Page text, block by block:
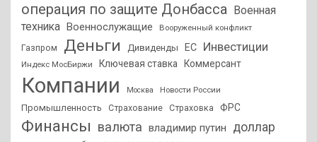
операция по защите Донбасса
Военная
техника Военнослужащие Вооруженный конфликт
Газпром Деньги Дивиденды ЕС Инвестиции
Индекс МосБиржи Ключевая ставка Коммерсант
Компании Москва Новости России
Промышленность Страхование Страховка ФРС
Финансы валюта владимир путин доллар